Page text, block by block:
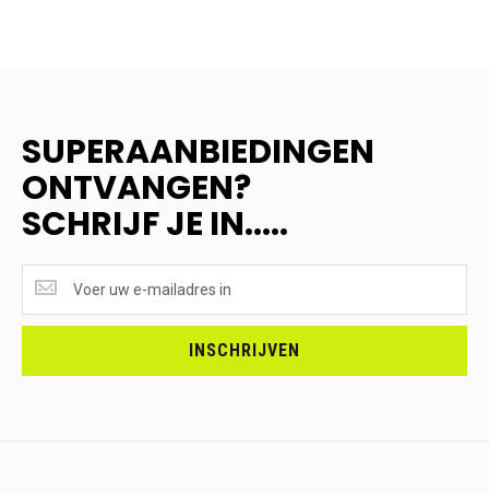
SUPERAANBIEDINGEN
ONTVANGEN?
SCHRIJF JE IN.....
ONTVANGEN?
<br>SCHRIJF
INSCHRIJVEN